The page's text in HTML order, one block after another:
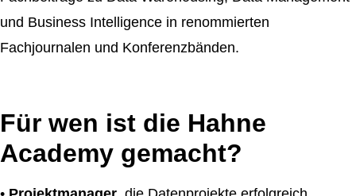
und Business Intelligence in renommierten
Fachjournalen und Konferenzbänden.
Für wen ist die Hahne
Academy gemacht?